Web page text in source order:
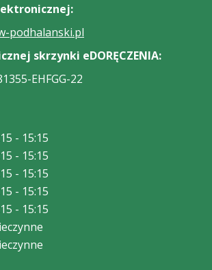
podhalanski.pl
skrzynki eDORĘCZENIA:
EHFGG-22
- 15:15
- 15:15
- 15:15
- 15:15
- 15:15